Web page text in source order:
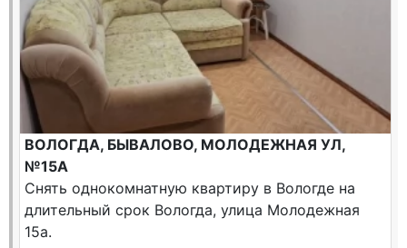
ВОЛОГДА, БЫВАЛОВО, МОЛОДЕЖНАЯ УЛ,
№15А
Снять однокомнатную квартиру в Вологде на
длительный срок Вологда, улица Молодежная
15а.